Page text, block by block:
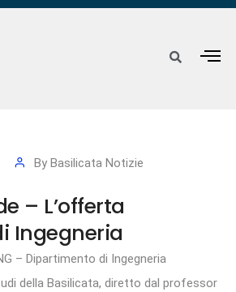
By Basilicata Notizie
– L’offerta
Ingegneria
– Dipartimento di Ingegneria
della Basilicata, diretto dal professor